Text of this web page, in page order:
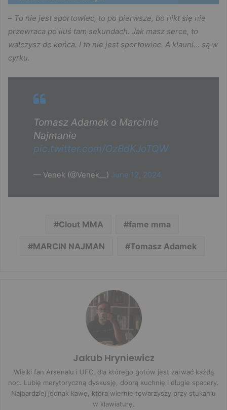
– To nie jest sportowiec, to po pierwsze, bo nikt się nie
przewraca po iluś tam sekundach. Jak masz serce, to
walczysz do końca. I to nie jest sportowiec. A klauni… są w
cyrku.
Tomasz Adamek o Marcinie
Najmanie
pic.twitter.com/OzBdKJoTQW
— Venek (@Venek__) June 12, 2024
Clout MMA fame mma
MARCIN NAJMAN Tomasz Adamek
Jakub Hryniewicz
Wielki fan Arsenalu i UFC, dla którego gotów jest zarwać każdą
noc. Lubię merytoryczną dyskusję, dobrą kuchnię i długie spacery.
Najbardziej jednak kawę, która wiernie towarzyszy przy stukaniu
w klawiaturę.